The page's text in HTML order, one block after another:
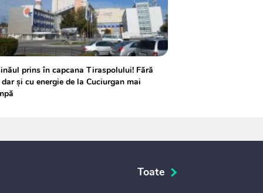
prins în capcana Tiraspolului! Fără
și cu energie de la Cuciurgan mai
Toate